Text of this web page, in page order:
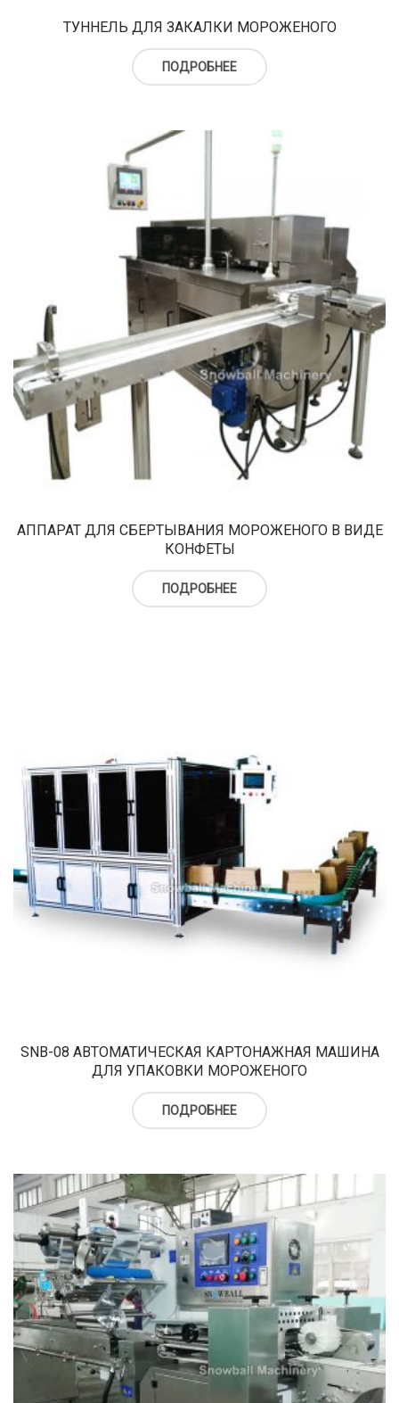
ТУННЕЛЬ ДЛЯ ЗАКАЛКИ МОРОЖЕНОГО
ПОДРОБНЕЕ
АППАРАТ ДЛЯ СБЕРТЫВАНИЯ МОРОЖЕНОГО В ВИДЕ
КОНФЕТЫ
ПОДРОБНЕЕ
SNB-08 АВТОМАТИЧЕСКАЯ КАРТОНАЖНАЯ МАШИНА
ДЛЯ УПАКОВКИ МОРОЖЕНОГО
ПОДРОБНЕЕ